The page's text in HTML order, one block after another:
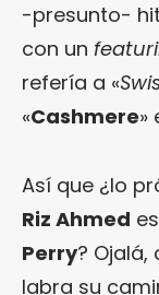
-presunto-
con un
refería a «
«Cashmere»
Así que ¿lo
Riz Ahmed
Perry? Ojalá,
labra su